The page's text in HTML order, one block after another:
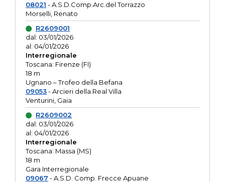
08021 - A.S.D.Comp.Arc.del Torrazzo
Morselli, Renato
R2609001
dal: 03/01/2026
al: 04/01/2026
Interregionale
Toscana: Firenze (FI)
18 m
Ugnano – Trofeo della Befana
09053- Arcieri della Real Villa
Venturini, Gaia
R2609002
dal: 03/01/2026
al: 04/01/2026
Interregionale
Toscana: Massa (MS)
18 m
Gara Interregionale
09067 - A.S.D. Comp. Frecce Apuane